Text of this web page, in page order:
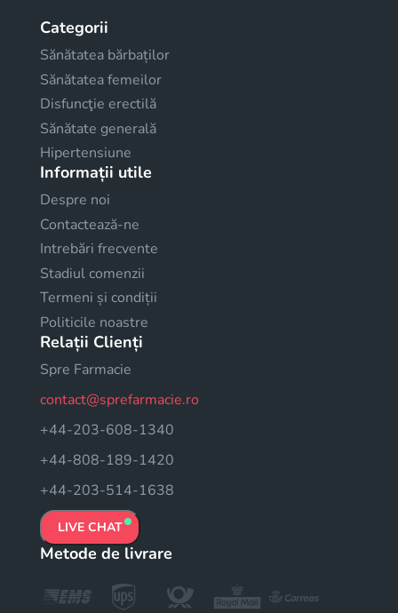
Categorii
Sănătatea bărbaților
Sănătatea femeilor
Disfuncţie erectilă
Sănătate generală
Hipertensiune
Informații utile
Despre noi
Contactează-ne
Intrebări frecvente
Stadiul comenzii
Termeni și condiții
Politicile noastre
Relații Clienți
Spre Farmacie
contact@sprefarmacie.ro
+44-203-608-1340
+44-808-189-1420
+44-203-514-1638
LIVE CHAT
Metode de livrare